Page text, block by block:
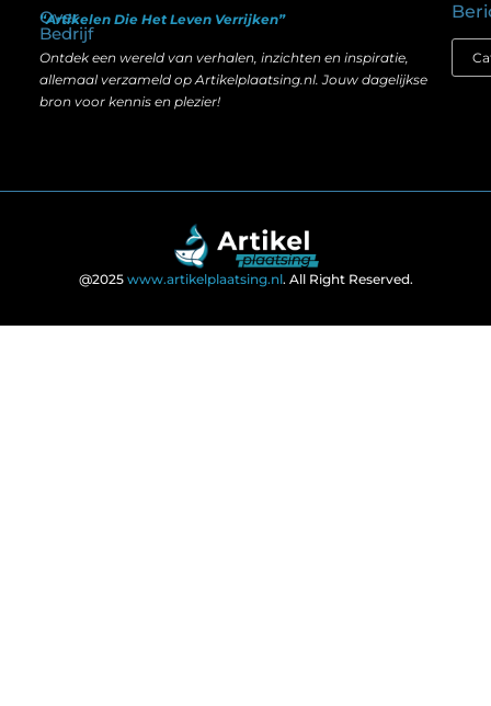
Over
Bedrijf
“Artikelen Die Het Leven Verrijken”
Ontdek een wereld van verhalen, inzichten en inspiratie,
allemaal verzameld op Artikelplaatsing.nl. Jouw dagelijkse
bron voor kennis en plezier!
@2025 www.artikelplaatsing.nl. All Right Reserved.